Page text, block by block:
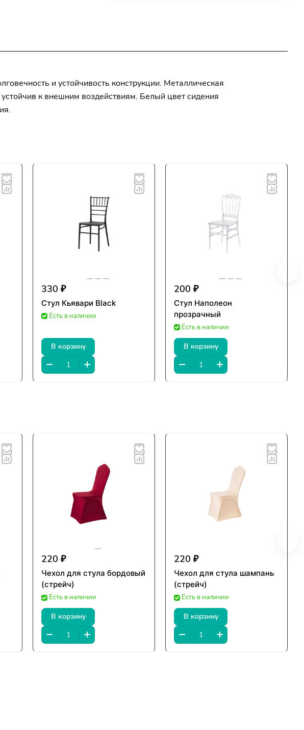
и устойчивость конструкции. Металлическая
к внешним воздействиям. Белый цвет сидения
330 ₽
Стул Кьявари Black
Есть в наличии
В корзину
200 ₽
Стул Наполеон
прозрачный
Есть в наличии
В корзину
220 ₽
Чехол для стула бордовый
(стрейч)
Есть в наличии
В корзину
220 ₽
Чехол для стула шампань
(стрейч)
Есть в наличии
В корзину